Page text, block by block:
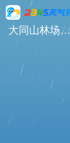
大同山林场天气